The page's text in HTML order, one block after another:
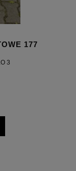
177
3